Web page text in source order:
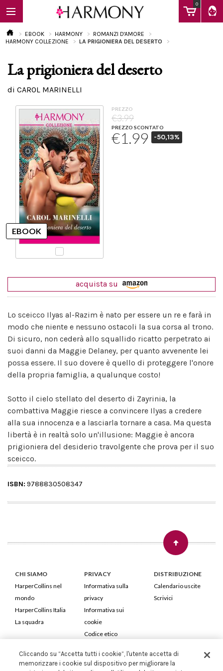
0
EBOOK
Calendario
EBOOK HARMONY
ROMANZI D'AMORE
HARMONY COLLEZIONE
LA PRIGIONIERA DEL DESERTO
La prigioniera del deserto
di CAROL MARINELLI
PREZZO
€3.99
PREZZO SCONTATO
€1.99 -50,13%
acquista su
Lo sceicco Ilyas al-Razim è nato per essere un re e farà in
modo che niente e nessuno ostacoli la sua corsa al trono.
Di sicuro, non cederà allo squallido ricatto perpetrato ai
suoi danni da Maggie Delaney, per quanto avvenente lei
possa essere. Il suo dovere è quello di proteggere l'onore
della propria famiglia, a qualunque costo!
Sotto il cielo stellato del deserto di Zayrinia, la
combattiva Maggie riesce a convincere Ilyas a credere
alla sua innocenza e a lasciarla tornare a casa. Ma questa
libertà è in realtà solo un'illusione: Maggie è ancora
prigioniera del desiderio travolgente che prova per il suo
sceicco.
ISBN: 9788830508347
CHI SIAMO
HarperCollins nel
mondo
HarperCollins Italia
La squadra
PRIVACY
Informativa sulla
privacy
Informativa sui
cookie
Codice etico
DISTRIBUZIONE
Calendario uscite
Scrivici
HarperCollins Italia S.p.A. Viale Monte Nero, 84 - 20135 Milano
Cliccando su “Accetta tutti i cookie”, l'utente accetta di
memorizzare i cookie sul dispositivo per migliorare la